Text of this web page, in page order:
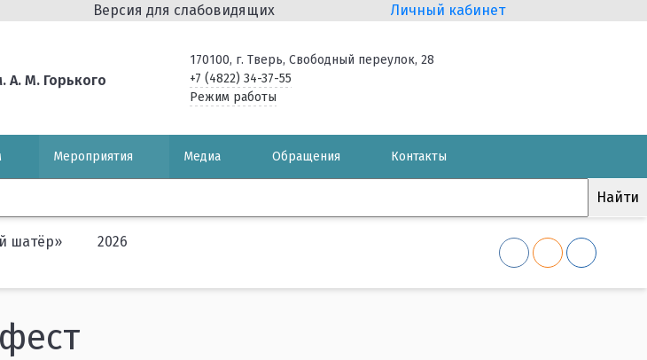
Версия для слабовидящих Личный кабинет
А. М. Горького
170100, г. Тверь, Свободный переулок, 28
+7 (4822) 34-37-55
Режим работы
Мероприятия Медиа Обращения Контакты
шатёр»
2026